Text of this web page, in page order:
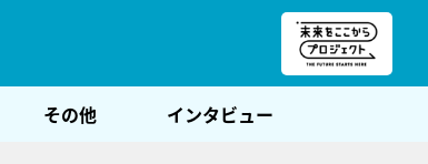
その他 インタビュー